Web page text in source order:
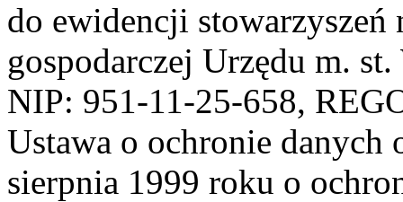
do ewidencji stowarzyszeń
gospodarczej Urzędu m.
NIP: 951-11-25-658,
Ustawa o ochronie danych
sierpnia 1999 roku o